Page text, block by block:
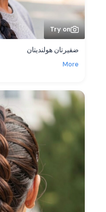
Try on
ضفيرتان هولنديتان
More